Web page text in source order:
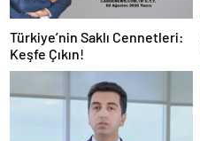
Türkiye’nin Saklı Cennetleri:
Keşfe Çıkın!